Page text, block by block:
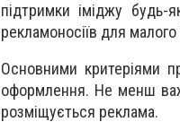
підтримки іміджу будь-
рекламоносіїв для малого
Основними критеріями
оформлення. Не менш
розміщується реклама.